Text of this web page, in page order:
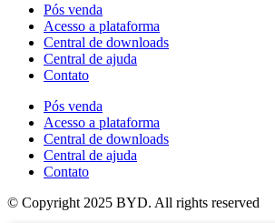
Pós venda
Acesso a plataforma
Central de downloads
Central de ajuda
Contato
Pós venda
Acesso a plataforma
Central de downloads
Central de ajuda
Contato
© Copyright 2025 BYD. All rights reserved